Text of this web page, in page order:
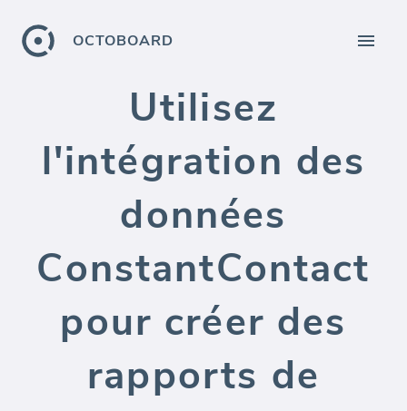
OCTOBOARD
Utilisez
l'intégration des
données
ConstantContact
pour créer des
rapports de